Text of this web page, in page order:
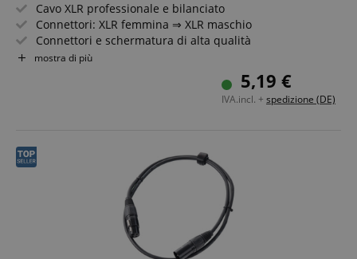
Cavo XLR professionale e bilanciato
Connettori: XLR femmina ⇒ XLR maschio
Connettori e schermatura di alta qualità
Lunghezza: 0,5m
mostra di più
5,19 €
IVA.incl. + spedizione (DE)